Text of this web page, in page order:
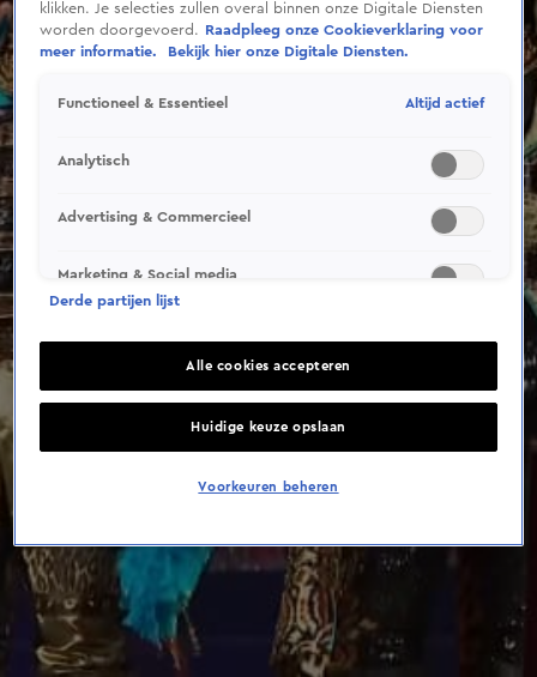
klikken. Je selecties zullen overal binnen onze Digitale Diensten
worden doorgevoerd.
Raadpleeg onze Cookieverklaring voor
meer informatie.
Bekijk hier onze Digitale Diensten.
Functioneel & Essentieel Altijd actief
Analytisch
Advertising & Commercieel
Marketing & Social media
Derde partijen lijst
Alle cookies accepteren
Huidige keuze opslaan
Voorkeuren beheren